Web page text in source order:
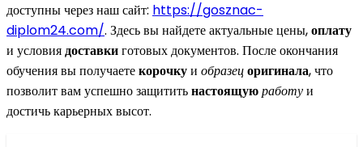
доступны через наш сайт: https://gosznac-
diplom24.com/. Здесь вы найдете актуальные цены,оплату
и условиядоставкиготовых документов. После окончания
обучения вы получаетекорочкуи образецоригинала, что
позволит вам успешно защититьнастоящуюработуи
достичь карьерных высот.